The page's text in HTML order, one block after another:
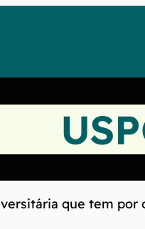
que tem por